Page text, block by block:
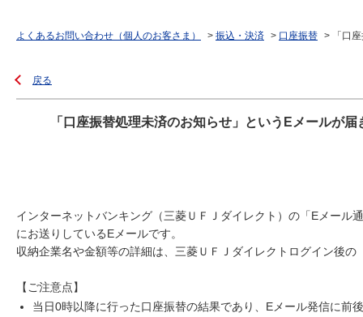
よくあるお問い合わせ（個人のお客さま） > 振込・決済 > 口座振替 > 「口
戻る
「口座振替処理未済のお知らせ」というEメールが
インターネットバンキング（三菱ＵＦＪダイレクト）の「Eメー
にお送りしているEメールです。
収納企業名や金額等の詳細は、三菱ＵＦＪダイレクトログイン後の
【ご注意点】
当日0時以降に行った口座振替の結果であり、Eメール発信に前